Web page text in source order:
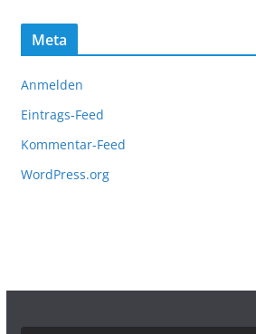
Meta
Anmelden
Eintrags-Feed
Kommentar-Feed
WordPress.org